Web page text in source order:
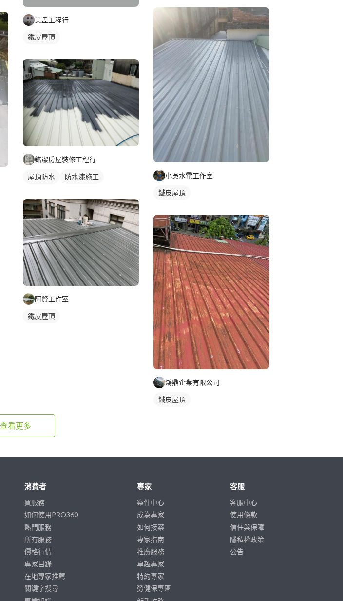
美孟工程行
鐵皮屋頂
銘潔房屋裝修工程行
屋頂防水
防水漆施工
阿賢工作室
鐵皮屋頂
小吳水電工作室
鐵皮屋頂
鴻鼎企業有限公司
鐵皮屋頂
查看更多
消費者
買服務
如何使用PRO360
熱門服務
所有服務
價格行情
專家目錄
在地專家推薦
關鍵字搜尋
專家
案件中心
成為專家
如何接案
專家指南
推廣服務
卓越專家
特約專家
勞健保專區
客服
客服中心
使用條款
信任與保障
隱私權政策
公告